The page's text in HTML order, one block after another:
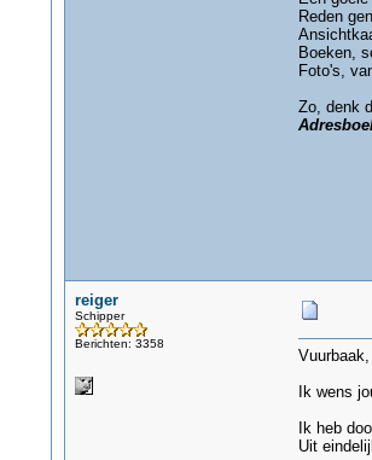
Reden
Boeken,
Foto's,
Zo, denk
reiger
Schipper
Berichten: 3358
Vuurbaak,
Ik wens
Ik heb
Uit